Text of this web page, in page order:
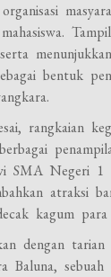
bentuk
rangkaian
SMA Negeri 1
atraksi
kagum para
dengan tarian
Baluna, sebuah